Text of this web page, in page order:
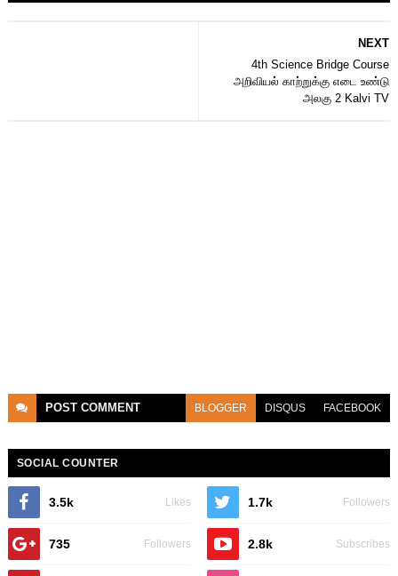
NEXT
4th Science Bridge Course
அறிவியல் காற்றுக்கு எடை உண்டு
அலகு 2 Kalvi TV
POST COMMENT BLOGGER DISQUS FACEBOOK
SOCIAL COUNTER
3.5k Likes 1.7k Followers
735 Followers 2.8k Subscribes